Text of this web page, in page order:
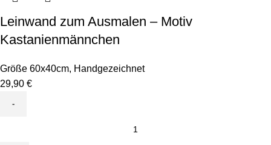
Leinwand zum Ausmalen – Motiv
Kastanienmännchen
Größe 60x40cm, Handgezeichnet
29,90 €